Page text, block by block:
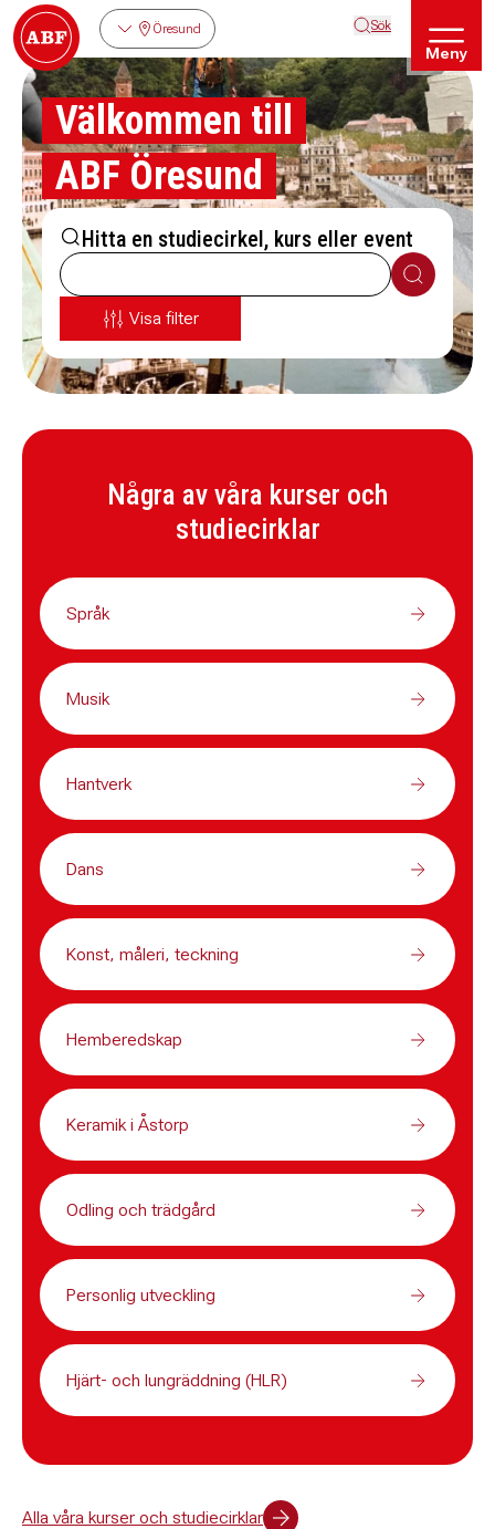
Öresund Sök
Meny
Välkommen till
ABF Öresund
Hitta en studiecirkel, kurs eller event
Sök
Visa filter
Några av våra kurser och
studiecirklar
Språk
Musik
Hantverk
Dans
Konst, måleri, teckning
Hemberedskap
Keramik i Åstorp
Odling och trädgård
Personlig utveckling
Hjärt- och lungräddning (HLR)
Alla våra kurser och studiecirklar